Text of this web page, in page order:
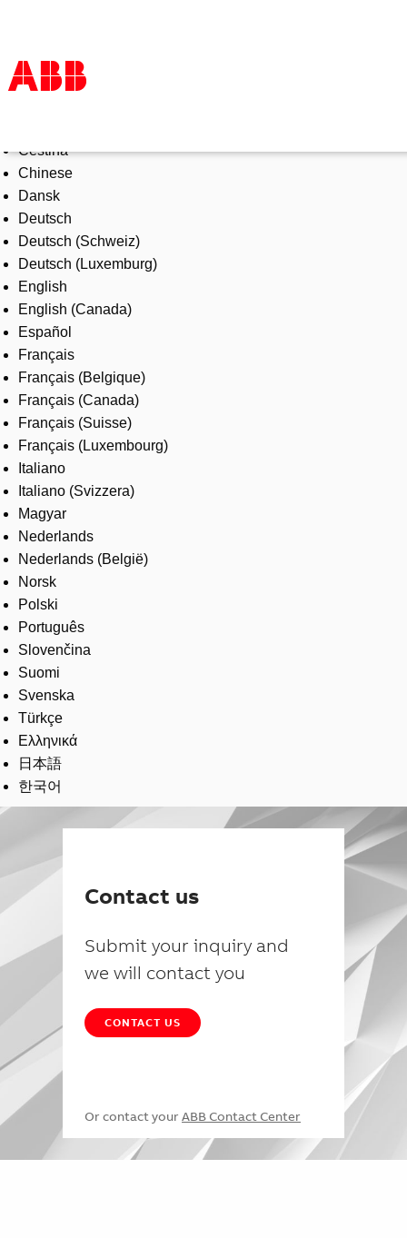
Products & Solutions
Industries
Services
About us
Where to buy
Contact us
Careers
Čeština
Chinese
Dansk
Deutsch
Deutsch (Schweiz)
Deutsch (Luxemburg)
English
English (Canada)
Español
Français
Français (Belgique)
Français (Canada)
Français (Suisse)
Français (Luxembourg)
Italiano
Italiano (Svizzera)
Magyar
Nederlands
Nederlands (België)
Norsk
Polski
Português
Slovenčina
Suomi
Svenska
Türkçe
Ελληνικά
日本語
한국어
Contact us
Submit your inquiry and
we will contact you
CONTACT US
Or contact your ABB Contact Center